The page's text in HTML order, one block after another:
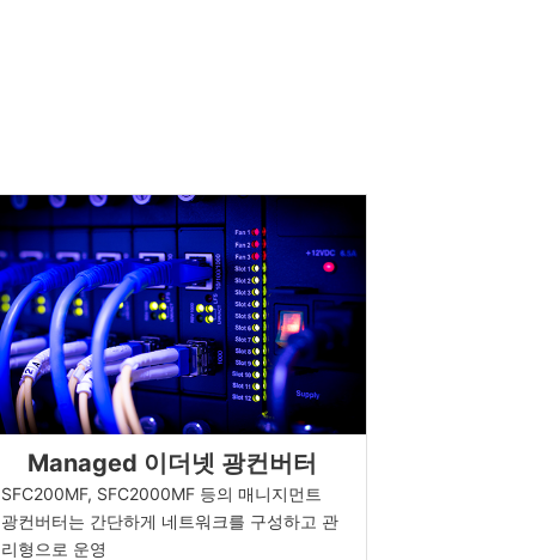
Managed 이더넷 광컨버터
SFC200MF, SFC2000MF 등의 매니지먼트
광컨버터는 간단하게 네트워크를 구성하고 관
리형으로 운영